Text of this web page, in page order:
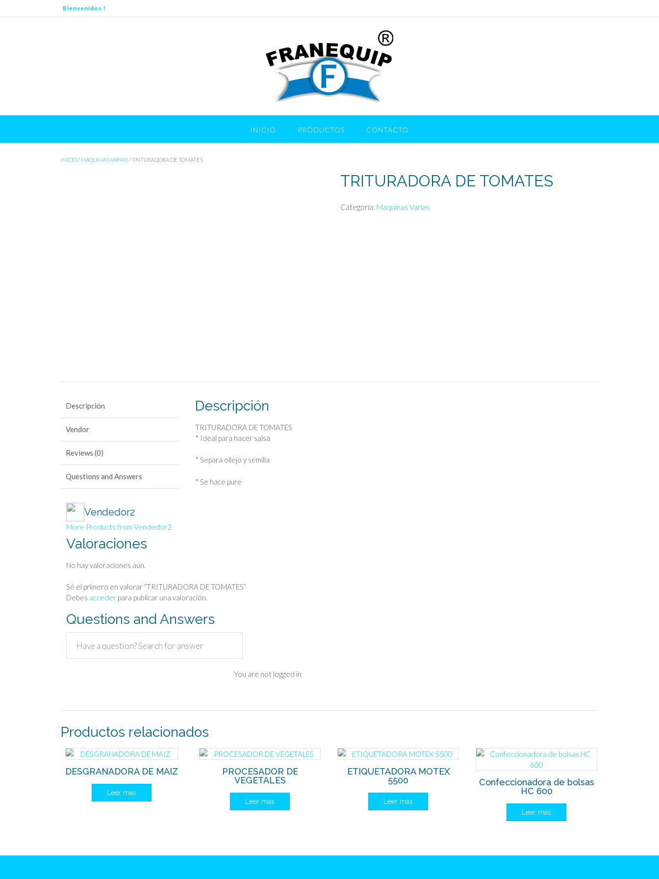
al
Bienvenidos !
INICIO PRODUCTOS CONTACTO
INICIO/ MAQUINAS VARIAS/ TRITURADORA DE TOMATES
TRITURADORA DE TOMATES
Categoría: Maquinas Varias
Descripción
Vendor
Reviews (0)
Questions and Answers
Descripción
TRITURADORA DE TOMATES
* Ideal para hacer salsa
* Separa ollejo y semilla
* Se hace pure
Vendedor2
More Products from Vendedor2
Valoraciones
No hay valoraciones aún.
Sé el primero en valorar “TRITURADORA DE TOMATES”
Debes accederpara publicar una valoración.
Questions and Answers
You are not logged in
Productos relacionados
DESGRANADORA DE MAIZ
Leer más
PROCESADOR DE
VEGETALES
Leer más
ETIQUETADORA MOTEX
5500
Leer más
Confeccionadora de bolsas
HC 600
Leer más